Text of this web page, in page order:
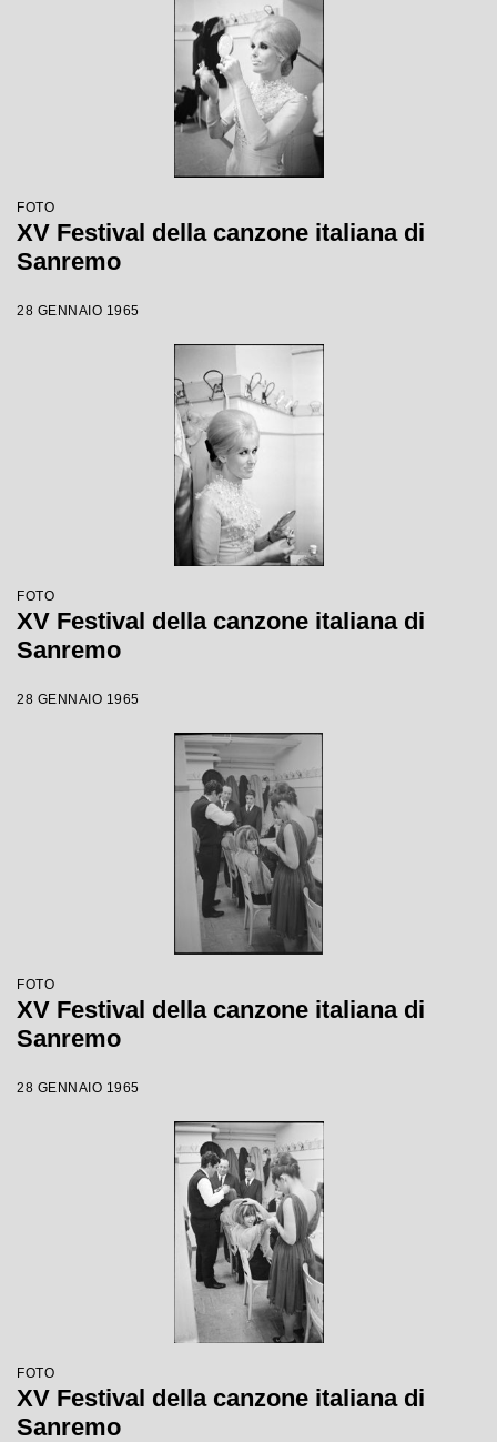
FOTO
XV Festival della canzone italiana di
Sanremo
28 GENNAIO 1965
FOTO
XV Festival della canzone italiana di
Sanremo
28 GENNAIO 1965
FOTO
XV Festival della canzone italiana di
Sanremo
28 GENNAIO 1965
FOTO
XV Festival della canzone italiana di
Sanremo